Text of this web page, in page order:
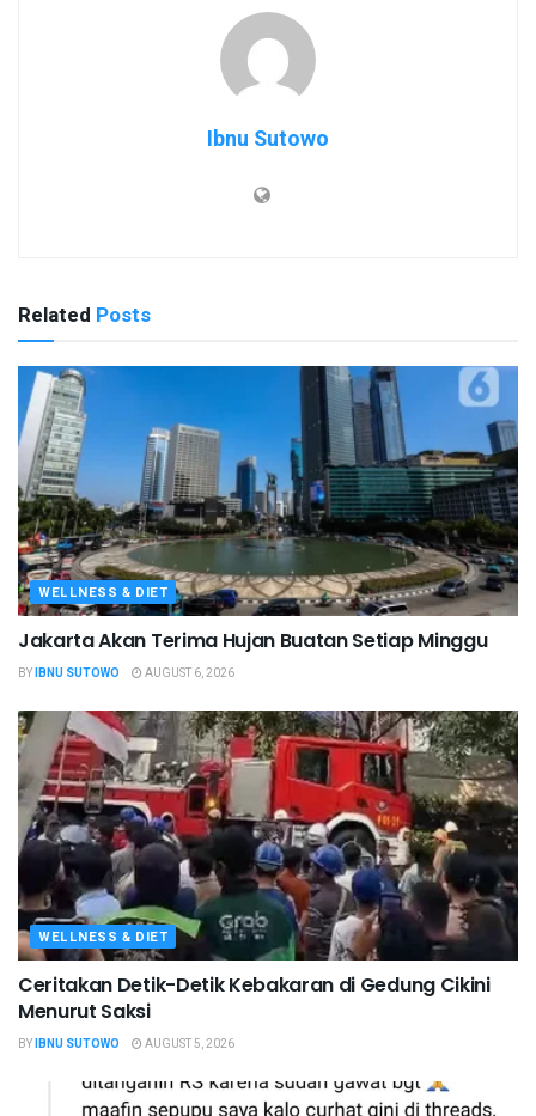
Ibnu Sutowo
Related Posts
WELLNESS & DIET
Jakarta Akan Terima Hujan Buatan Setiap Minggu
BYIBNU SUTOWO AUGUST 6, 2026
WELLNESS & DIET
Ceritakan Detik-Detik Kebakaran di Gedung Cikini
Menurut Saksi
BYIBNU SUTOWO AUGUST 5, 2026